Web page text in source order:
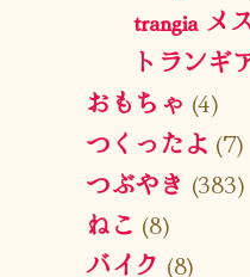
trangia メ
トランギ
おもちゃ (4)
つくったよ (7)
つぶやき (383)
ねこ (8)
バイク (8)